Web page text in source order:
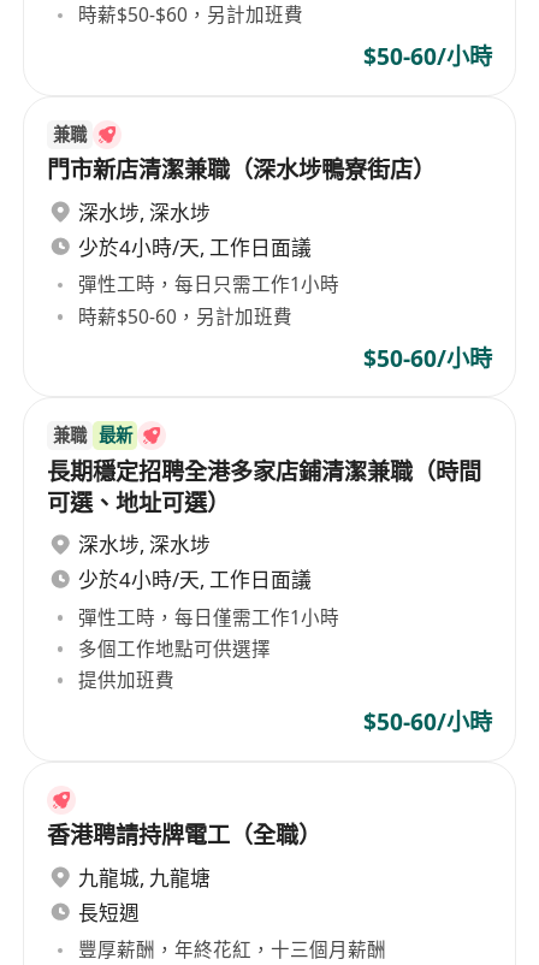
時薪$50-$60，另計加班費
$50-60/小時
兼職
門市新店清潔兼職（深水埗鴨寮街店）
深水埗, 深水埗
少於4小時/天, 工作日面議
彈性工時，每日只需工作1小時
時薪$50-60，另計加班費
$50-60/小時
兼職 最新
長期穩定招聘全港多家店鋪清潔兼職（時間
可選、地址可選）
深水埗, 深水埗
少於4小時/天, 工作日面議
彈性工時，每日僅需工作1小時
多個工作地點可供選擇
提供加班費
$50-60/小時
香港聘請持牌電工（全職）
九龍城, 九龍塘
長短週
豐厚薪酬，年終花紅，十三個月薪酬